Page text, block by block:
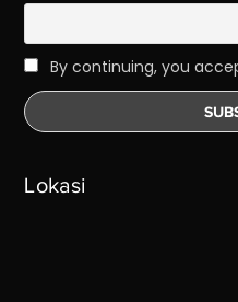
By continuing, you
Lokasi